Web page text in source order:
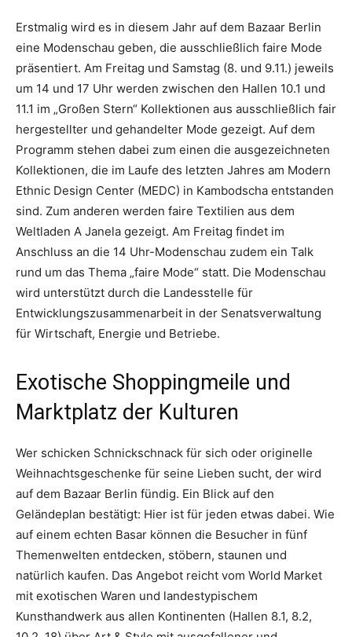
Erstmalig wird es in diesem Jahr auf dem Bazaar Berlin
eine Modenschau geben, die ausschließlich faire Mode
präsentiert. Am Freitag und Samstag (8. und 9.11.) jeweils
um 14 und 17 Uhr werden zwischen den Hallen 10.1 und
11.1 im „Großen Stern“ Kollektionen aus ausschließlich fair
hergestellter und gehandelter Mode gezeigt. Auf dem
Programm stehen dabei zum einen die ausgezeichneten
Kollektionen, die im Laufe des letzten Jahres am Modern
Ethnic Design Center (MEDC) in Kambodscha entstanden
sind. Zum anderen werden faire Textilien aus dem
Weltladen A Janela gezeigt. Am Freitag findet im
Anschluss an die 14 Uhr-Modenschau zudem ein Talk
rund um das Thema „faire Mode“ statt. Die Modenschau
wird unterstützt durch die Landesstelle für
Entwicklungszusammenarbeit in der Senatsverwaltung
für Wirtschaft, Energie und Betriebe.
Exotische Shoppingmeile und
Marktplatz der Kulturen
Wer schicken Schnickschnack für sich oder originelle
Weihnachtsgeschenke für seine Lieben sucht, der wird
auf dem Bazaar Berlin fündig. Ein Blick auf den
Geländeplan bestätigt: Hier ist für jeden etwas dabei. Wie
auf einem echten Basar können die Besucher in fünf
Themenwelten entdecken, stöbern, staunen und
natürlich kaufen. Das Angebot reicht vom World Market
mit exotischen Waren und landestypischem
Kunsthandwerk aus allen Kontinenten (Hallen 8.1, 8.2,